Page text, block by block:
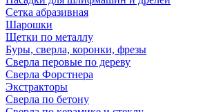
Сетка абразивная
Шарошки
Щетки по металлу
Буры, сверла, коронки, фрезы
Сверла перовые по дереву
Сверла Форстнера
Экстракторы
Сверла по бетону